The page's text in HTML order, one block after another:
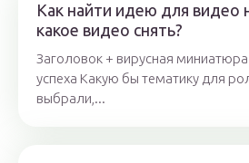
Как найти идею для видео
какое видео снять?
Заголовок + вирусная
успеха Какую бы тематику для
выбрали,...